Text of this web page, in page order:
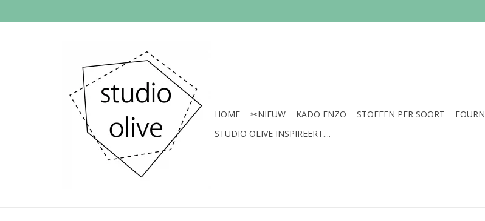
HOME ✂︎NIEUW KADO ENZO STOFFEN PER SOORT
STUDIO OLIVE INSPIREERT....